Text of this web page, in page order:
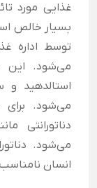
غذایی مورد
بسیار خالص
می‌شود. این
استالدهید
می‌شود. برای
دناتورانتی
می‌شود.
انسان